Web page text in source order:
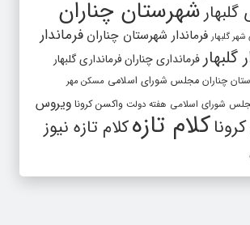
شهرستان چناران
گلبهار فرماندار شهرستان چناران فرماندار
گلبهار فرمانداری چنارانفرمانداری گلبهار
چناران مجلس شورای اسلامی مسکن مهر
شورای اسلامی هفته دولت واکسن کرونا ویروس
کروناکلام تازهکلام تازه نیوز